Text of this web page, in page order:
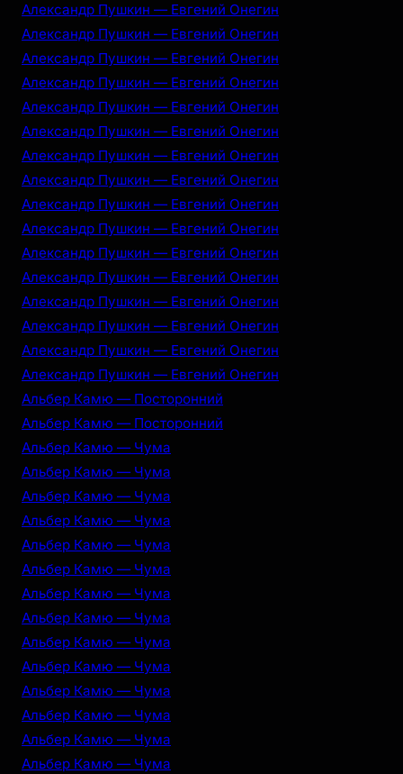
Александр Пушкин — Евгений Онегин
Александр Пушкин — Евгений Онегин
Александр Пушкин — Евгений Онегин
Александр Пушкин — Евгений Онегин
Александр Пушкин — Евгений Онегин
Александр Пушкин — Евгений Онегин
Александр Пушкин — Евгений Онегин
Александр Пушкин — Евгений Онегин
Александр Пушкин — Евгений Онегин
Александр Пушкин — Евгений Онегин
Александр Пушкин — Евгений Онегин
Александр Пушкин — Евгений Онегин
Александр Пушкин — Евгений Онегин
Александр Пушкин — Евгений Онегин
Александр Пушкин — Евгений Онегин
Александр Пушкин — Евгений Онегин
Альбер Камю — Посторонний
Альбер Камю — Посторонний
Альбер Камю — Чума
Альбер Камю — Чума
Альбер Камю — Чума
Альбер Камю — Чума
Альбер Камю — Чума
Альбер Камю — Чума
Альбер Камю — Чума
Альбер Камю — Чума
Альбер Камю — Чума
Альбер Камю — Чума
Альбер Камю — Чума
Альбер Камю — Чума
Альбер Камю — Чума
Альбер Камю — Чума